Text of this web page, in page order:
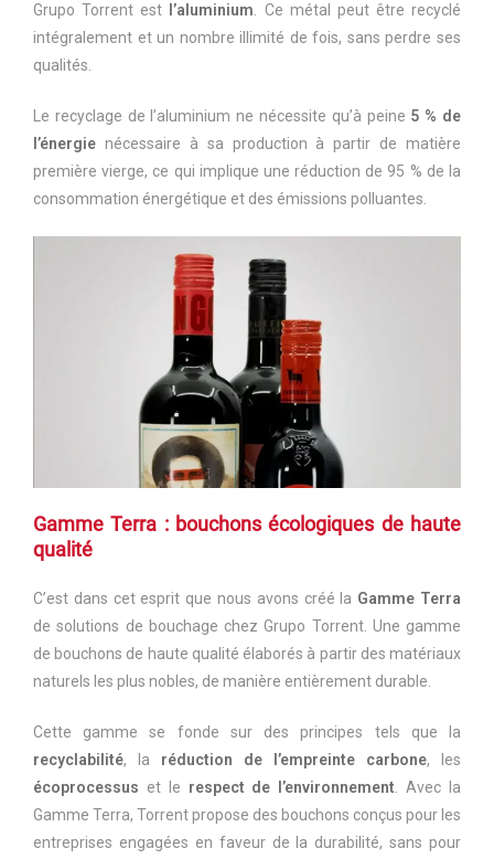
Grupo Torrent est
l’aluminium . Ce métal peut être recyclé
intégralement et un nombre illimité de fois, sans perdre ses
qualités.
Le recyclage de l’aluminium ne nécessite qu’à peine 5 % de
l’énergie nécessaire à sa production à partir de matière
première vierge, ce qui implique une réduction de 95 % de la
consommation énergétique et des émissions polluantes.
Gamme Terra : bouchons écologiques de haute
qualité
C’est dans cet esprit que nous avons créé la Gamme Terra
de solutions de bouchage chez Grupo Torrent. Une gamme
de bouchons de haute qualité élaborés à partir des matériaux
naturels les plus nobles, de manière entièrement durable.
Cette gamme se fonde sur des principes tels que la
recyclabilité, la réduction de l’empreinte carbone, les
écoprocessus et le respect de l’environnement . Avec la
Gamme Terra, Torrent propose des bouchons conçus pour les
entreprises engagées en faveur de la durabilité, sans pour